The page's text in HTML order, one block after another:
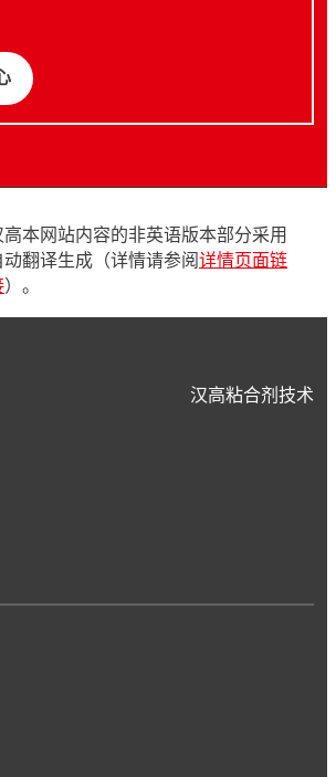
高本网站内容的非英语版本部分采用
动翻译生成（详情请参阅详情页面链
）。
汉高粘合剂技术